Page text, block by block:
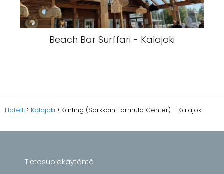
Beach Bar Surffari - Kalajoki
Hotelli Kalajoki Karting (Särkkäin Formula Center) - Kalajoki
Tietosuojakäytäntö